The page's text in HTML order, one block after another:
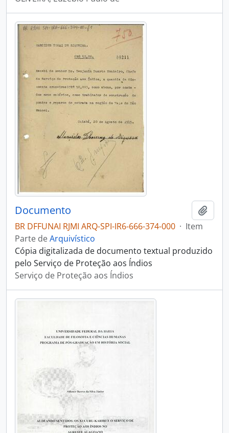
Documento
BR DFFUNAI RJMI ARQ-SPI-IR6-666-374-000 · Item
Parte deArquivístico
Cópia digitalizada de documento textual produzido
pelo Serviço de Proteção aos Índios
Serviço de Proteção aos Índios